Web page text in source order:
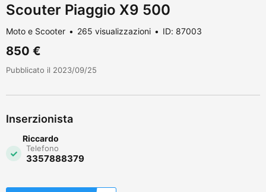
Scouter Piaggio X9 500
Moto e Scooter 265 visualizzazioni ID: 87003
850 €
Pubblicato il 2023/09/25
Inserzionista
Riccardo
Telefono
3357888379